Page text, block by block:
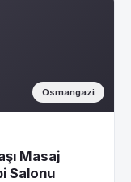
Osmangazi
Masaj
Salonu